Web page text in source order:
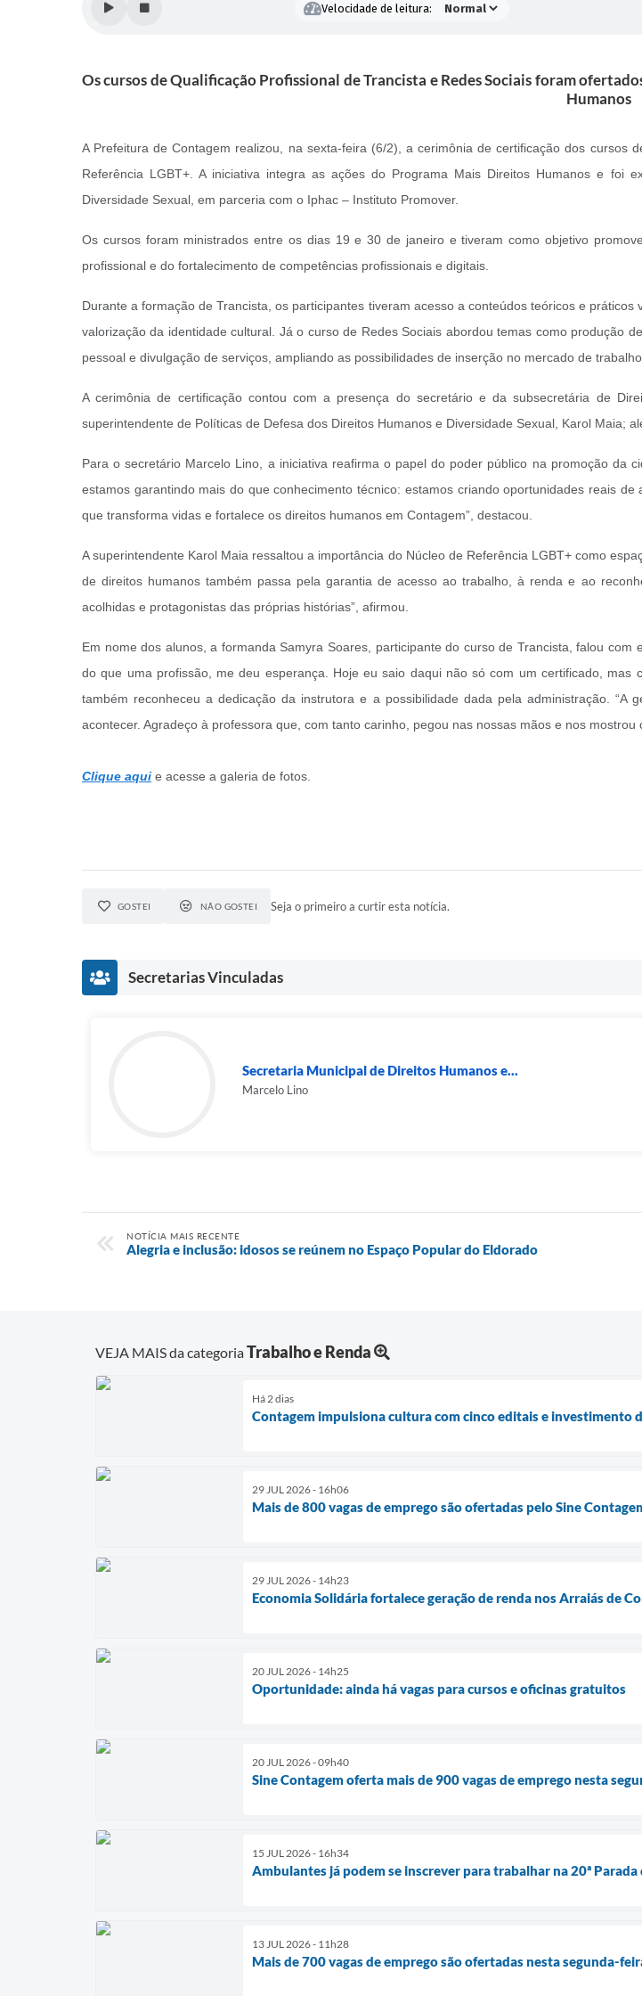
Velocidade de leitura:
Os cursos de Qualificação Profissional de Trancista e Redes Sociais foram
Humanos
A Prefeitura de Contagem realizou, na sexta-feira (6/2), a cerimônia de certificação dos cursos
Referência LGBT+. A iniciativa integra as ações do Programa Mais Direitos Humanos e foi
Diversidade Sexual, em parceria com o Iphac – Instituto Promover.
Os cursos foram ministrados entre os dias 19 e 30 de janeiro e tiveram como objetivo
profissional e do fortalecimento de competências profissionais e digitais.
Durante a formação de Trancista, os participantes tiveram acesso a conteúdos teóricos e
valorização da identidade cultural. Já o curso de Redes Sociais abordou temas como produção
pessoal e divulgação de serviços, ampliando as possibilidades de inserção no mercado de
A cerimônia de certificação contou com a presença do secretário e da subsecretária de
superintendente de Políticas de Defesa dos Direitos Humanos e Diversidade Sexual, Karol Maia;
Para o secretário Marcelo Lino, a iniciativa reafirma o papel do poder público na promoção da
estamos garantindo mais do que conhecimento técnico: estamos criando oportunidades reais
que transforma vidas e fortalece os direitos humanos em Contagem”, destacou.
A superintendente Karol Maia ressaltou a importância do Núcleo de Referência LGBT+ como
de direitos humanos também passa pela garantia de acesso ao trabalho, à renda e ao
acolhidas e protagonistas das próprias histórias”, afirmou.
Em nome dos alunos, a formanda Samyra Soares, participante do curso de Trancista, falou
do que uma profissão, me deu esperança. Hoje eu saio daqui não só com um certificado,
também reconheceu a dedicação da instrutora e a possibilidade dada pela administração.
acontecer. Agradeço à professora que, com tanto carinho, pegou nas nossas mãos e nos
Clique aqui e acesse a galeria de fotos.
GOSTEI NÃO GOSTEI Seja o primeiro a curtir esta notícia.
Secretarias Vinculadas
Secretaria Municipal de Direitos Humanos e...
Marcelo Lino
NOTÍCIA MAIS RECENTE
Alegria e inclusão: idosos se reúnem no Espaço Popular do Eldorado
VEJA MAIS da categoriaTrabalho e Renda
Há 2 dias
Contagem impulsiona cultura com cinco editais e investimento
29 JUL 2026 - 16h06
Mais de 800 vagas de emprego são ofertadas pelo Sine
29 JUL 2026 - 14h23
Economia Solidária fortalece geração de renda nos Arraiás de
20 JUL 2026 - 14h25
Oportunidade: ainda há vagas para cursos e oficinas gratuitos
20 JUL 2026 - 09h40
Sine Contagem oferta mais de 900 vagas de emprego nesta
15 JUL 2026 - 16h34
Ambulantes já podem se inscrever para trabalhar na 20ª Parada
13 JUL 2026 - 11h28
Mais de 700 vagas de emprego são ofertadas nesta segunda-